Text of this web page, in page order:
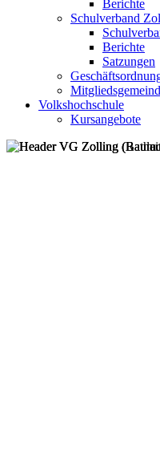
Berichte
Schulverband
Berichte
Satzungen
Volkshochschule
Kursangebote